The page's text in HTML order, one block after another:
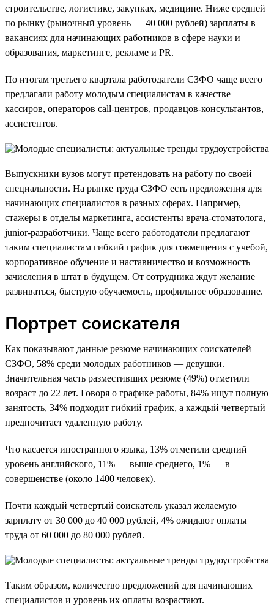
строительстве, логистике, закупках, медицине. Ниже средней
по рынку (рыночный уровень — 40 000 рублей) зарплаты в
вакансиях для начинающих работников в сфере науки и
образования, маркетинге, рекламе и PR.
По итогам третьего квартала работодатели СЗФО чаще всего
предлагали работу молодым специалистам в качестве
кассиров, операторов call-центров, продавцов-консультантов,
ассистентов.
Выпускники вузов могут претендовать на работу по своей
специальности. На рынке труда СЗФО есть предложения для
начинающих специалистов в разных сферах. Например,
стажеры в отделы маркетинга, ассистенты врача-стоматолога,
junior-разработчики. Чаще всего работодатели предлагают
таким специалистам гибкий график для совмещения с учебой,
корпоративное обучение и наставничество и возможность
зачисления в штат в будущем. От сотрудника ждут желание
развиваться, быструю обучаемость, профильное образование.
Портрет соискателя
Как показывают данные резюме начинающих соискателей
СЗФО, 58% среди молодых работников — девушки.
Значительная часть разместивших резюме (49%) отметили
возраст до 22 лет. Говоря о графике работы, 84% ищут полную
занятость, 34% подходит гибкий график, а каждый четвертый
предпочитает удаленную работу.
Что касается иностранного языка, 13% отметили средний
уровень английского, 11% — выше среднего, 1% — в
совершенстве (около 1400 человек).
Почти каждый четвертый соискатель указал желаемую
зарплату от 30 000 до 40 000 рублей, 4% ожидают оплаты
труда от 60 000 до 80 000 рублей.
Таким образом, количество предложений для начинающих
специалистов и уровень их оплаты возрастают.